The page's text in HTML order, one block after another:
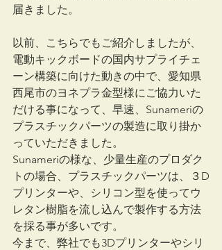
届きました。
以前、こちらでもご紹介しましたが、
電動キックボードの国内サプライチェ
ーン構築に向けた動きの中で、愛知県
西尾市のヨネプラ金型様にご協力いた
だける事になって、早速、Sunameriの
プラスチックパーツの製造に取り掛か
っていただきました。
Sunameriの様な、少量生産のプロダク
トの場合、プラスチックパーツは、３D
プリンターや、シリコン型を使ってウ
レタン樹脂を流し込んで製作する方法
を採る事が多いです。
今まで、弊社でも3Dプリンターやシリ